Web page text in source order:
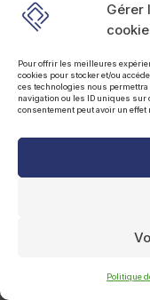
Gérer
Pour offrir les meilleures
cookies pour stocker et/ou
ces technologies nous
navigation ou les ID uniques sur
consentement peut avoir un
Politique